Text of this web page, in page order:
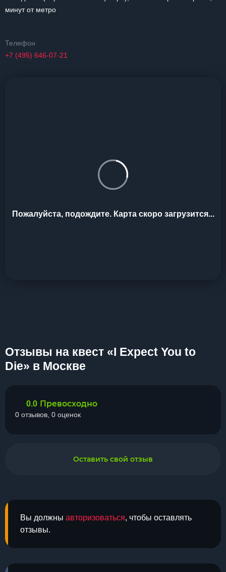
минут от метро
Телефон
+7 (495) 646-07-21
Пожалуйста, подождите. Карта скоро загрузится...
Отзывы на квест «I Expect You to
Die» в Москве
Вы должны авторизоваться, чтобы оставлять
отзывы.
0.0 Превосходно
0 отзывов, 0 оценок
Оставить свой отзыв